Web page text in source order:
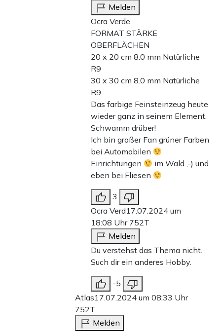
Melden
Ocra Verde
FORMAT STÄRKE
OBERFLÄCHEN
20 x 20 cm 8.0 mm Natürliche
R9
30 x 30 cm 8.0 mm Natürliche
R9
Das farbige Feinsteinzeug heute
wieder ganz in seinem Element.
Schwamm drüber!
Ich bin großer Fan grüner Farben
bei Automobilen
Einrichtungen
im Wald ,-) und
eben bei Fliesen
3
Ocra Verd17.07.2024 um
18:08 Uhr 752T
Melden
Du verstehst das Thema nicht.
Such dir ein anderes Hobby.
-5
Atlas17.07.2024 um 08:33 Uhr
752T
Melden